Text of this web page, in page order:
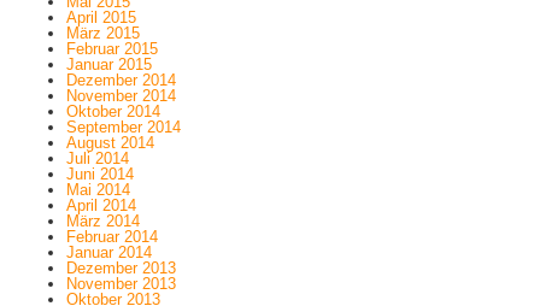
April 2015
März 2015
Februar 2015
Januar 2015
Dezember 2014
November 2014
Oktober 2014
September 2014
August 2014
Juli 2014
Juni 2014
Mai 2014
April 2014
März 2014
Februar 2014
Januar 2014
Dezember 2013
November 2013
Oktober 2013